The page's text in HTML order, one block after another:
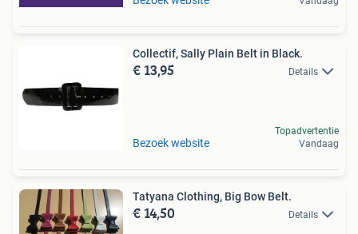
Collectif, Sally Plain Belt in Black.
€ 13,95 Details
Bezoek website
Topadvertentie
Vandaag
Tatyana Clothing, Big Bow Belt.
€ 14,50 Details